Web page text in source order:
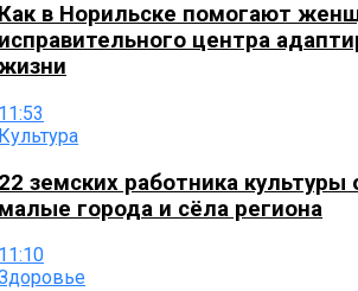
в Норильске помогают
центра
земских работника культуры
города и сёла региона